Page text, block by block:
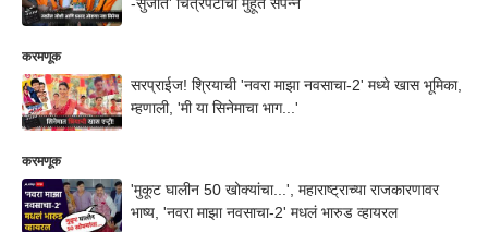
करमणूक
सरप्राईज! श्रियाची 'नवरा माझा नवसाचा-2' मध्ये खास भूमिका,
म्हणाली, 'मी या सिनेमाचा भाग...'
करमणूक
'मुकूट घालीन 50 खोक्यांचा...', महाराष्ट्राच्या राजकारणावर
भाष्य, 'नवरा माझा नवसाचा-2' मधलं भारुड व्हायरल